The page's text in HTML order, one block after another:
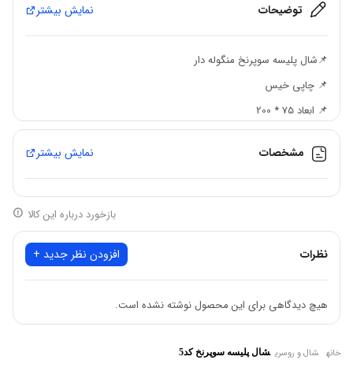
توضیحات نمایش بیشتر
📌شال پلیسه سوپرنخ منگوله دار
📌 چاپی خیس
📌 ابعاد 75 * 200
📌 ارسال به سراسر ایران رایگان است
مشخصات نمایش بیشتر
بازخورد درباره این کالا
نظرات افزودن نظر جدید +
هیچ دیدگاهی برای این محصول نوشته نشده است.
خانه شال و روسری شال پلیسه سوپرنخ کد5